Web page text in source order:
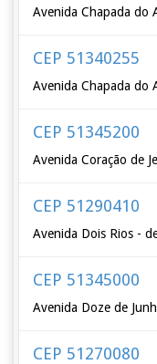
Avenida Chapada do
CEP 51340255
Avenida Chapada do
CEP 51345200
Avenida Coração de
CEP 51290410
Avenida Dois Rios -
CEP 51345000
Avenida Doze de
CEP 51270080